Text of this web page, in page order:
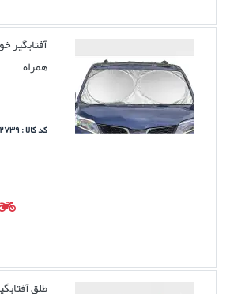
آفتابگیر
همراه
کد کالا : ۲۷۳۹
طلق